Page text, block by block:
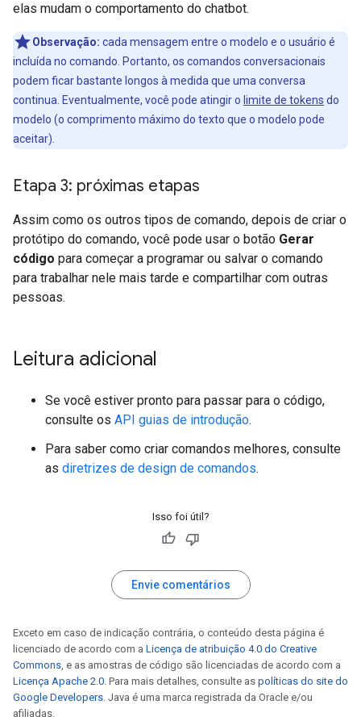
elas mudam o comportamento do chatbot.
Observação: cada mensagem entre o modelo e o usuário é
incluída no comando. Portanto, os comandos conversacionais
podem ficar bastante longos à medida que uma conversa
continua. Eventualmente, você pode atingir o limite de tokens do
modelo (o comprimento máximo do texto que o modelo pode
aceitar).
Etapa 3: próximas etapas
Assim como os outros tipos de comando, depois de criar o
protótipo do comando, você pode usar o botão Gerar
código para começar a programar ou salvar o comando
para trabalhar nele mais tarde e compartilhar com outras
pessoas.
Leitura adicional
Se você estiver pronto para passar para o código,
consulte os API guias de introdução.
Para saber como criar comandos melhores, consulte
as diretrizes de design de comandos.
Isso foi útil?
Envie comentários
Exceto em caso de indicação contrária, o conteúdo desta página é
licenciado de acordo com a Licença de atribuição 4.0 do Creative
Commons, e as amostras de código são licenciadas de acordo com a
Licença Apache 2.0. Para mais detalhes, consulte as políticas do site do
Google Developers. Java é uma marca registrada da Oracle e/ou
afiliadas.